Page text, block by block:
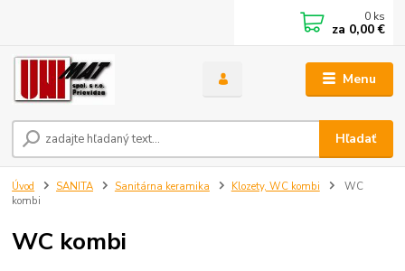
Menu
Hľadať
0 ks
za 0,00 €
Úvod SANITA Sanitárna keramika Klozety, WC kombi
WC
kombi
WC kombi